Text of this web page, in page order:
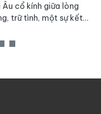
cổ kính giữa lòng
trữ tình, một sự kết
DREAM FUTURE